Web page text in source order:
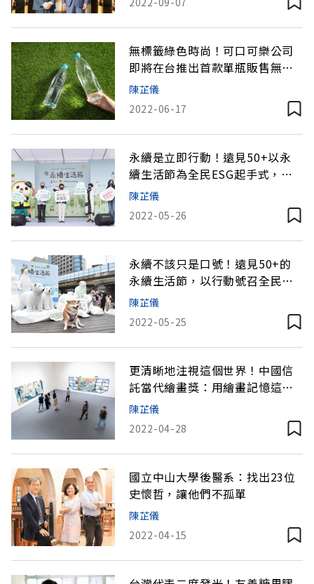
無標籤綠色時尚！可口可樂公司
即將在台推出首款單瓶販售無標
籤品牌「bonaqua怡漾」，永續
生活的極簡新選擇
陳芷儀
2022-06-17
永續是立即行動！遠見50+以永
續生活節為全民ESG起手式，期
盼共創地球新日常
陳芷儀
2022-05-26
永續不該只是口號！遠見50+的
永續生活節，以行動號召全民共
同響應
陳芷儀
2022-05-25
更清晰地注視這個世界！中國信
託當代繪畫獎：用繪畫記憶這時
代、透過藝術讓我們窺見真理的
樣貌
陳芷儀
2022-04-28
國立中山大學後醫系：找出23位
史懷哲，讓他們不孤單
陳芷儀
2022-04-15